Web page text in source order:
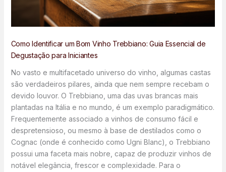
Como Identificar um Bom Vinho Trebbiano: Guia Essencial de
Degustação para Iniciantes
No vasto e multifacetado universo do vinho, algumas castas
são verdadeiros pilares, ainda que nem sempre recebam o
devido louvor. O Trebbiano, uma das uvas brancas mais
plantadas na Itália e no mundo, é um exemplo paradigmático.
Frequentemente associado a vinhos de consumo fácil e
despretensioso, ou mesmo à base de destilados como o
Cognac (onde é conhecido como Ugni Blanc), o Trebbiano
possui uma faceta mais nobre, capaz de produzir vinhos de
notável elegância, frescor e complexidade. Para o